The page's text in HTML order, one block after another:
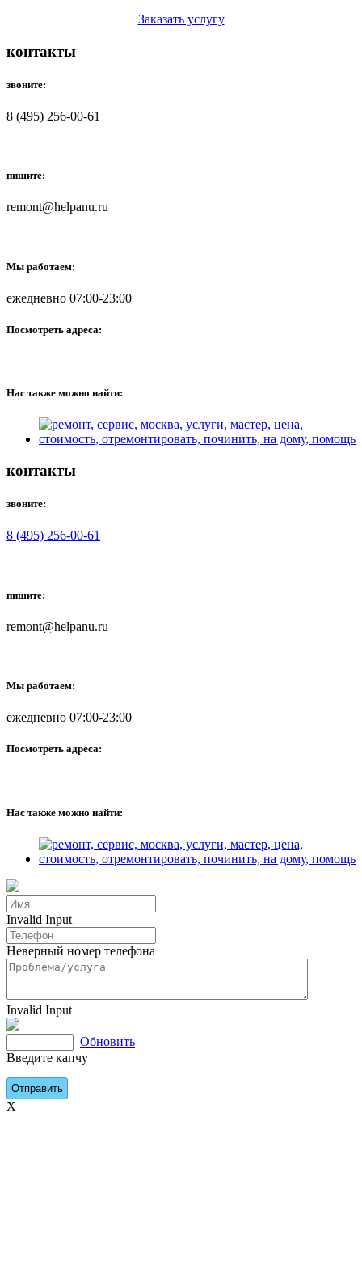
Заказать услугу
контакты
звоните:
8 (495) 256-00-61
пишите:
remont@helpanu.ru
Мы работаем:
ежедневно 07:00-23:00
Посмотреть адреса:
Нас также можно найти:
контакты
звоните:
8 (495) 256-00-61
пишите:
remont@helpanu.ru
Мы работаем:
ежедневно 07:00-23:00
Посмотреть адреса:
Нас также можно найти:
Invalid Input
Неверный номер телефона
Invalid Input
Обновить
Введите капчу
X